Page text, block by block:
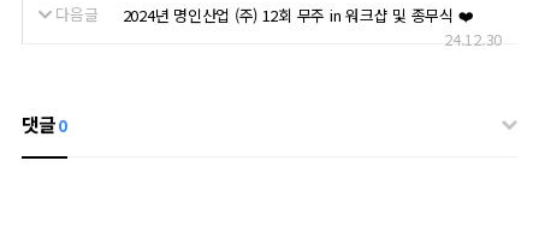
다음글
2024년 명인산업 (주) 12회 무주 in 워크샵 및 종무식 ❤️
24.12.30
댓글0